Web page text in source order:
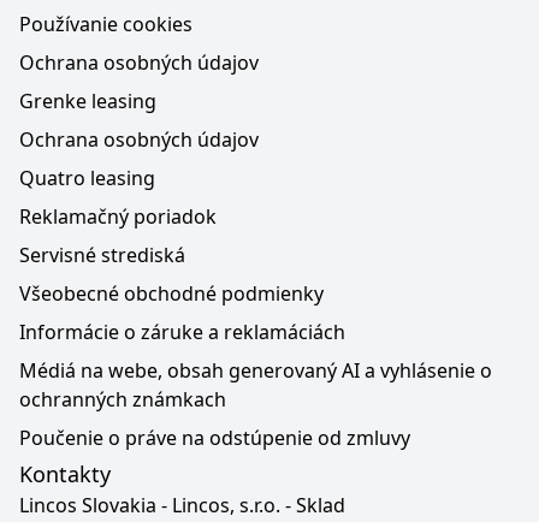
Používanie cookies
Ochrana osobných údajov
Grenke leasing
Ochrana osobných údajov
Quatro leasing
Reklamačný poriadok
Servisné strediská
Všeobecné obchodné podmienky
Informácie o záruke a reklamáciách
Médiá na webe, obsah generovaný AI a vyhlásenie o
ochranných známkach
Poučenie o práve na odstúpenie od zmluvy
Kontakty
Lincos Slovakia - Lincos, s.r.o. - Sklad